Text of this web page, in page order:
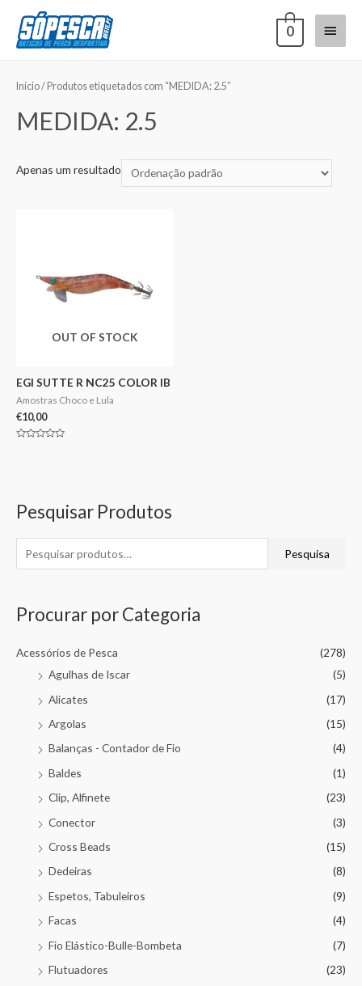
0
Pesquisar Produtos
Pesquisa
Procurar por Categoria
Acessórios de Pesca
(278)
Agulhas de Iscar
(5)
Alicates
(17)
Argolas
(15)
Balanças - Contador de Fio
(4)
Baldes
(1)
Clip, Alfinete
(23)
Conector
(3)
Cross Beads
(15)
Dedeiras
(8)
Espetos, Tabuleiros
(9)
Facas
(4)
Fio Elástico-Bulle-Bombeta
(7)
Flutuadores
(23)
Início/ Produtos etiquetados com “MEDIDA: 2.5”
MEDIDA: 2.5
Apenas um resultado
OUT OF STOCK
EGI SUTTE R NC25 COLOR IB
Amostras Choco e Lula
€10,00